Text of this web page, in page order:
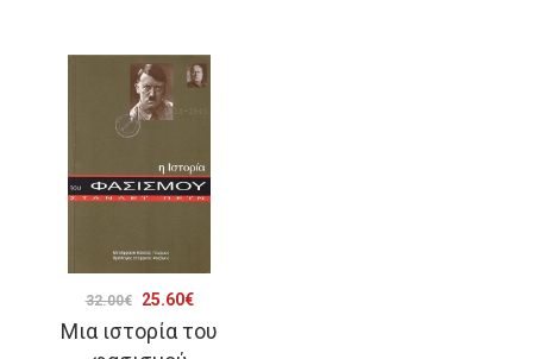
Μια ιστορία του
32.00€
Original
price
25.60€Η
τρέχουσα